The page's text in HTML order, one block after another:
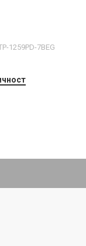
1259PD-7BEG